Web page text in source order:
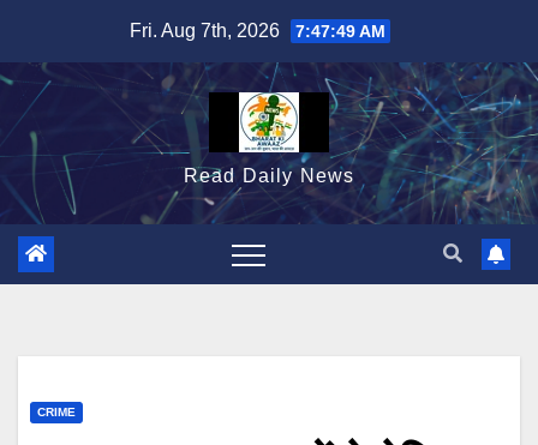
content
Fri. Aug 7th, 2026 7:47:50 AM
Read Daily News
CRIME